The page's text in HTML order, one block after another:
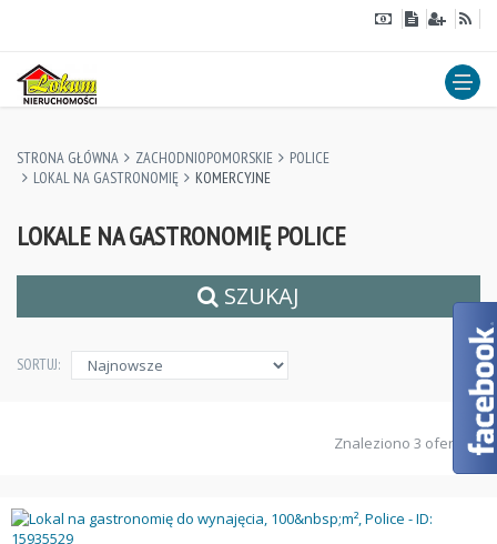
STRONA GŁÓWNA ZACHODNIOPOMORSKIE
POLICE
LOKAL NA GASTRONOMIĘ
KOMERCYJNE
LOKALE NA GASTRONOMIĘ POLICE
SZUKAJ
SORTUJ:
Znaleziono 3 ofert